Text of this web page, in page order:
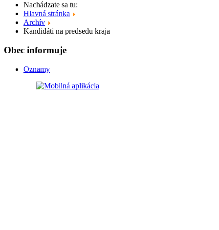
Nachádzate sa tu:
Hlavná stránka
Archív
Kandidáti na predsedu kraja
Obec informuje
Oznamy